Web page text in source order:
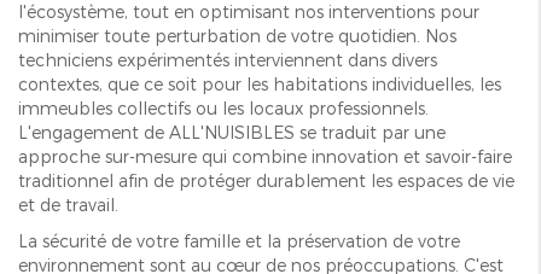
l'écosystème, tout en optimisant nos interventions pour
minimiser toute perturbation de votre quotidien. Nos
techniciens expérimentés interviennent dans divers
contextes, que ce soit pour les habitations individuelles, les
immeubles collectifs ou les locaux professionnels.
L'engagement de ALL'NUISIBLES se traduit par une
approche sur-mesure qui combine innovation et savoir-faire
traditionnel afin de protéger durablement les espaces de vie
et de travail.
La sécurité de votre famille et la préservation de votre
environnement sont au cœur de nos préoccupations. C'est